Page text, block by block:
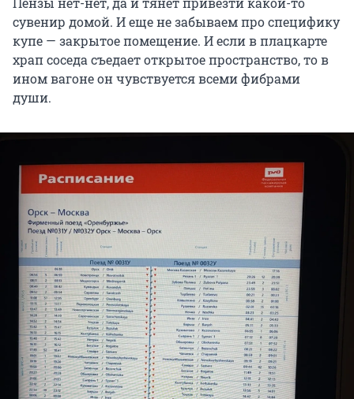
сувенир домой. И еще не забываем про специфику
купе — закрытое помещение. И если в плацкарте
храп соседа съедает открытое пространство, то в
ином вагоне он чувствуется всеми фибрами
души.